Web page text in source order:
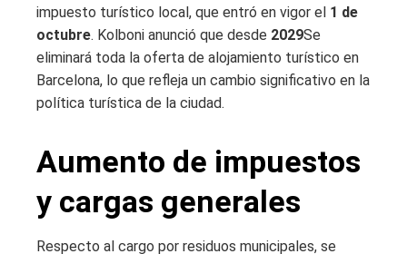
impuesto turístico local, que entró en vigor el 1 de
octubre. Kolboni anunció que desde 2029Se
eliminará toda la oferta de alojamiento turístico en
Barcelona, ​​lo que refleja un cambio significativo en la
política turística de la ciudad.
Aumento de impuestos
y cargas generales
Respecto al cargo por residuos municipales, se